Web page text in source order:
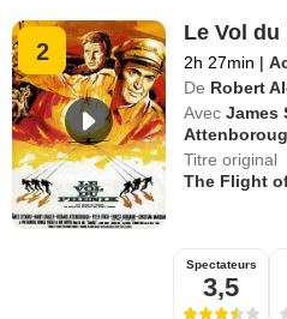
2
Le Vol du
2h 27min |
De Robert
Avec James
Titre original
The Flight
Spectateurs
3,5